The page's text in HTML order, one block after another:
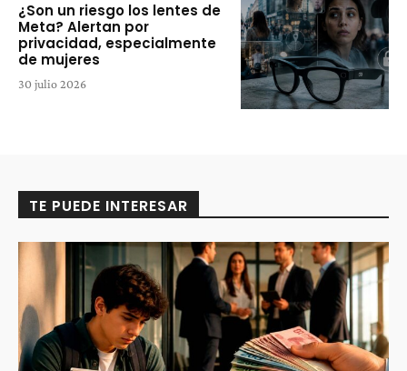
¿Son un riesgo los lentes de
Meta? Alertan por
privacidad, especialmente
de mujeres
30 julio 2026
TE PUEDE INTERESAR